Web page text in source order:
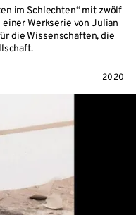
im Schlechten“ mit zwölf
Werkserie von Julian
die Wissenschaften, die
2020